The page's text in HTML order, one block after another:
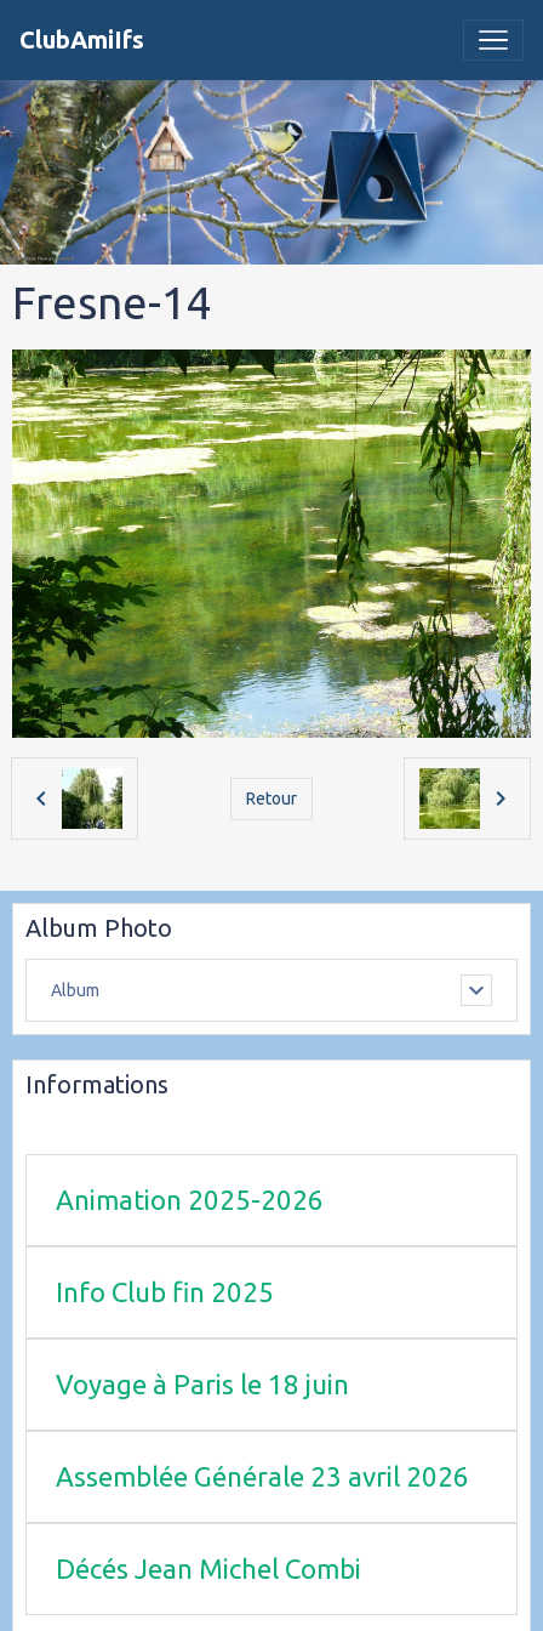
ClubAmiIfs
Fresne-14
Retour
Album Photo
Album
Informations
Animation 2025-2026
Info Club fin 2025
Voyage à Paris le 18 juin
Assemblée Générale 23 avril 2026
Décés Jean Michel Combi